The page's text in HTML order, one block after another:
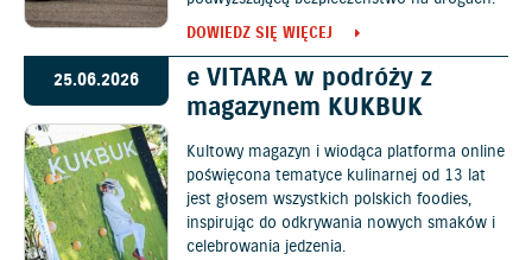
DOWIEDZ SIĘ WIĘCEJ
25.06.2026
e VITARA w podróży z
magazynem KUKBUK
Kultowy magazyn i wiodąca platforma online
poświęcona tematyce kulinarnej od 13 lat
jest głosem wszystkich polskich foodies,
inspirując do odkrywania nowych smaków i
celebrowania jedzenia.